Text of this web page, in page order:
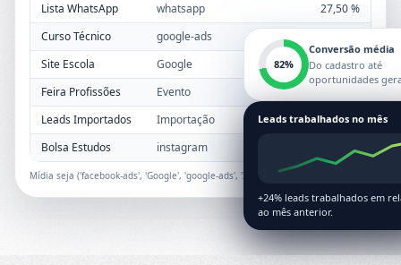
Lista WhatsApp
whatsapp
27,50 %
Curso Técnico
google-ads
Site Escola
Google
14,20 %
Feira Profissões
Evento
Leads Importados
Importação
6,40 %
Bolsa Estudos
instagram 11,30 %
Mídia seja ('facebook-ads', 'Google', 'google-ads', 'Indicação', 'instagram')
82%
Conversão média
Do cadastro até
oportunidades
Leads trabalhados no mês
+24% leads trabalhados em
ao mês anterior.